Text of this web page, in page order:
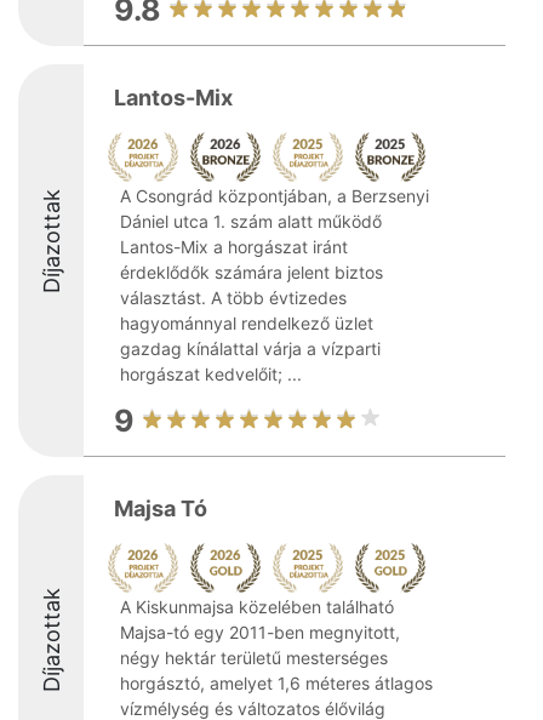
9.8
Díjazottak
Lantos-Mix
A Csongrád központjában, a Berzsenyi
Dániel utca 1. szám alatt működő
Lantos-Mix a horgászat iránt
érdeklődők számára jelent biztos
választást. A több évtizedes
hagyománnyal rendelkező üzlet
gazdag kínálattal várja a vízparti
horgászat kedvelőit; ...
9
Díjazottak
Majsa Tó
A Kiskunmajsa közelében található
Majsa-tó egy 2011-ben megnyitott,
négy hektár területű mesterséges
horgásztó, amelyet 1,6 méteres átlagos
vízmélység és változatos élővilág